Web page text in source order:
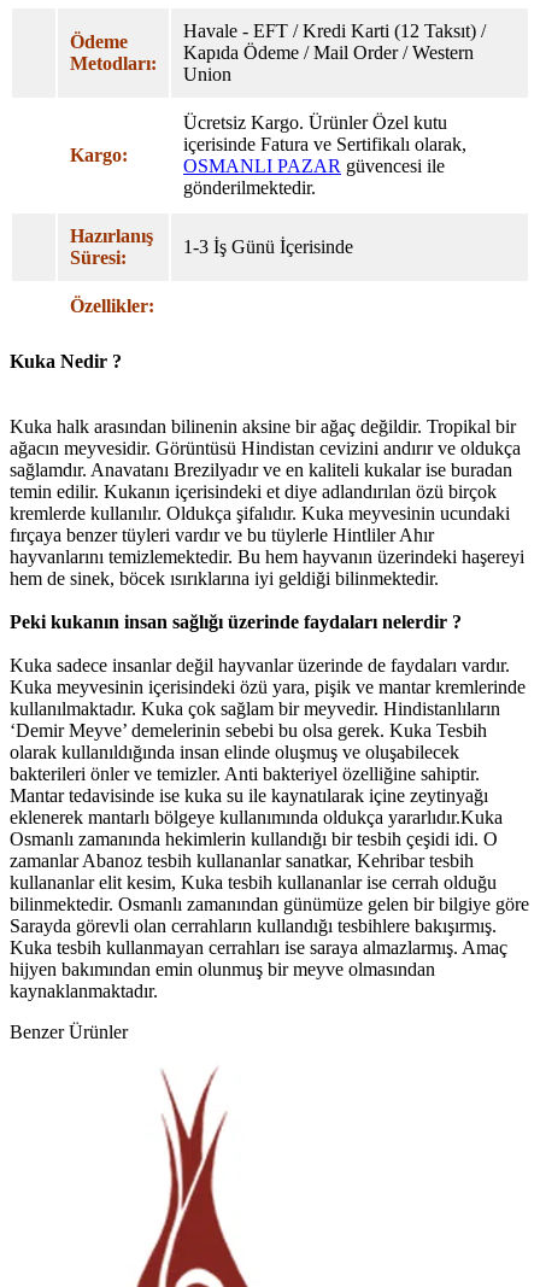
Ödeme
Metodları:
Havale - EFT / Kredi Karti (12 Taksıt) /
Kapıda Ödeme / Mail Order / Western
Union
Kargo:
Ücretsiz Kargo. Ürünler Özel kutu
içerisinde Fatura ve Sertifikalı olarak,
OSMANLI PAZAR güvencesi ile
gönderilmektedir.
Hazırlanış
Süresi:
1-3 İş Günü İçerisinde
Özellikler:
Kuka Nedir ?
Kuka halk arasından bilinenin aksine bir ağaç değildir. Tropikal bir
ağacın meyvesidir. Görüntüsü Hindistan cevizini andırır ve oldukça
sağlamdır. Anavatanı Brezilyadır ve en kaliteli kukalar ise buradan
temin edilir. Kukanın içerisindeki et diye adlandırılan özü birçok
kremlerde kullanılır. Oldukça şifalıdır. Kuka meyvesinin ucundaki
fırçaya benzer tüyleri vardır ve bu tüylerle Hintliler Ahır
hayvanlarını temizlemektedir. Bu hem hayvanın üzerindeki haşereyi
hem de sinek, böcek ısırıklarına iyi geldiği bilinmektedir.
Peki kukanın insan sağlığı üzerinde faydaları nelerdir ?
Kuka sadece insanlar değil hayvanlar üzerinde de faydaları vardır.
Kuka meyvesinin içerisindeki özü yara, pişik ve mantar kremlerinde
kullanılmaktadır. Kuka çok sağlam bir meyvedir. Hindistanlıların
‘Demir Meyve’ demelerinin sebebi bu olsa gerek. Kuka Tesbih
olarak kullanıldığında insan elinde oluşmuş ve oluşabilecek
bakterileri önler ve temizler. Anti bakteriyel özelliğine sahiptir.
Mantar tedavisinde ise kuka su ile kaynatılarak içine zeytinyağı
eklenerek mantarlı bölgeye kullanımında oldukça yararlıdır.Kuka
Osmanlı zamanında hekimlerin kullandığı bir tesbih çeşidi idi. O
zamanlar Abanoz tesbih kullananlar sanatkar, Kehribar tesbih
kullananlar elit kesim, Kuka tesbih kullananlar ise cerrah olduğu
bilinmektedir. Osmanlı zamanından günümüze gelen bir bilgiye göre
Sarayda görevli olan cerrahların kullandığı tesbihlere bakışırmış.
Kuka tesbih kullanmayan cerrahları ise saraya almazlarmış. Amaç
hijyen bakımından emin olunmuş bir meyve olmasından
kaynaklanmaktadır.
Benzer Ürünler